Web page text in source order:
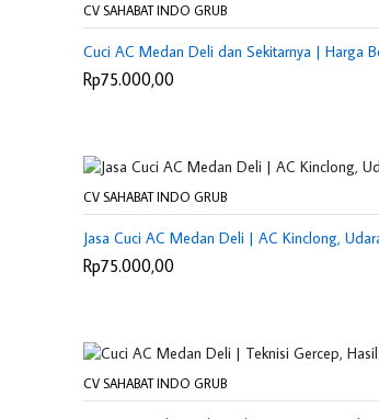
CV SAHABAT INDO GRUB
Cuci AC Medan Deli dan Sekitarnya | Harga
Rp75.000,00
CV SAHABAT INDO GRUB
Jasa Cuci AC Medan Deli | AC Kinclong,
Rp75.000,00
CV SAHABAT INDO GRUB